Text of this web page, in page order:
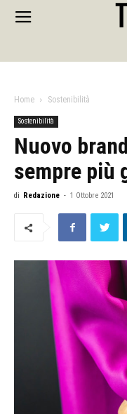
Home Sostenibilità
Sostenibilità
Nuovo
sempre più
di Redazione - 1 Ottobre 2021